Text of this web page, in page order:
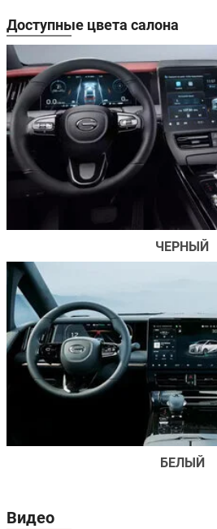
Доступные цвета салона
ЧЕРНЫЙ
БЕЛЫЙ
Видео